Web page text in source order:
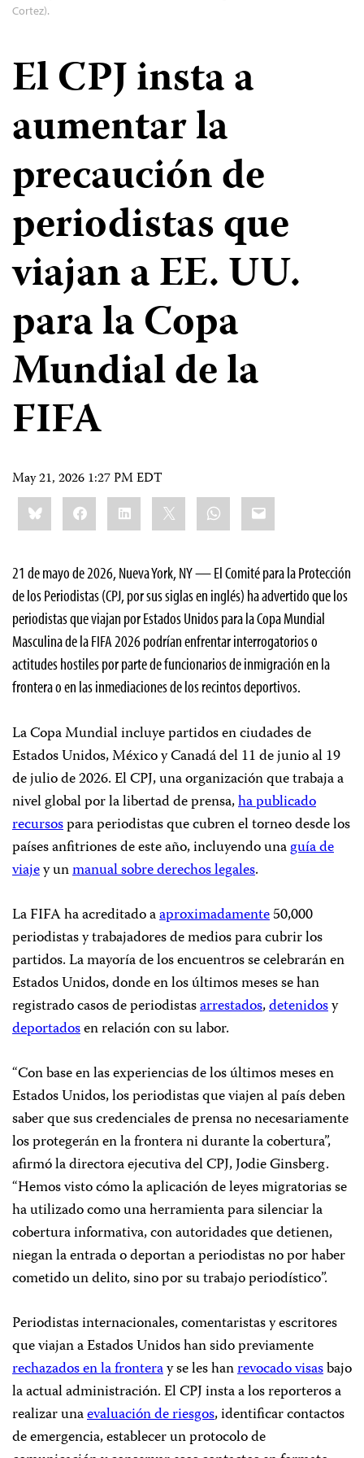
Cortez).
El CPJ insta a
aumentar la
precaución de
periodistas que
viajan a EE. UU.
para la Copa
Mundial de la
FIFA
May 21, 2026 1:27 PM EDT
Share
this:BlueskyFacebookLinkedIn WhatsApp
Email
21 de mayo de 2026, Nueva York, NY — El Comité para la Protección
de los Periodistas (CPJ, por sus siglas en inglés) ha advertido que los
periodistas que viajan por Estados Unidos para la Copa Mundial
Masculina de la FIFA 2026 podrían enfrentar interrogatorios o
actitudes hostiles por parte de funcionarios de inmigración en la
frontera o en las inmediaciones de los recintos deportivos.
La Copa Mundial incluye partidos en ciudades de
Estados Unidos, México y Canadá del 11 de junio al 19
de julio de 2026. El CPJ, una organización que trabaja a
nivel global por la libertad de prensa,ha publicado
recursospara periodistas que cubren el torneo desde los
países anfitriones de este año, incluyendo unaguía de
viajey unmanual sobre derechos legales.
La FIFA ha acreditado aaproximadamente50,000
periodistas y trabajadores de medios para cubrir los
partidos. La mayoría de los encuentros se celebrarán en
Estados Unidos, donde en los últimos meses se han
registrado casos de periodistasarrestados,detenidosy
deportadosen relación con su labor.
“Con base en las experiencias de los últimos meses en
Estados Unidos, los periodistas que viajen al país deben
saber que sus credenciales de prensa no necesariamente
los protegerán en la frontera ni durante la cobertura”,
afirmó la directora ejecutiva del CPJ, Jodie Ginsberg.
“Hemos visto cómo la aplicación de leyes migratorias se
ha utilizado como una herramienta para silenciar la
cobertura informativa, con autoridades que detienen,
niegan la entrada o deportan a periodistas no por haber
cometido un delito, sino por su trabajo periodístico”.
Periodistas internacionales, comentaristas y escritores
que viajan a Estados Unidos han sido previamente
rechazados en la fronteray se les hanrevocado visasbajo
la actual administración. El CPJ insta a los reporteros a
realizar unaevaluación de riesgos, identificar contactos
de emergencia, establecer un protocolo de